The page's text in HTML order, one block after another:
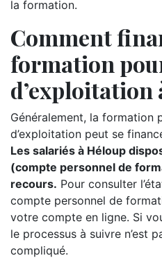
la formation.
Comment
formation
d’exploitation
Généralement, la formation
d’exploitation peut se
Les salariés à Héloup
(compte personnel de
recours. Pour consulter
compte personnel de
votre compte en ligne. Si
le processus à suivre n’est
compliqué.